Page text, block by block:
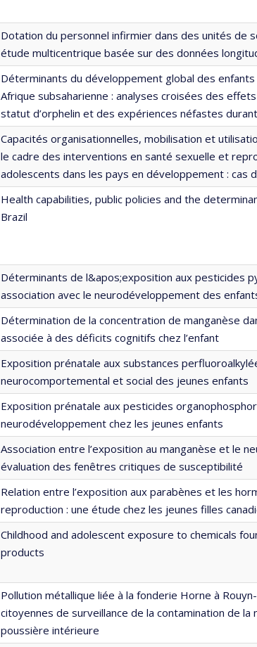
Dotation du personnel infirmier dans des unités de
étude multicentrique basée sur des données
Déterminants du développement global des
Afrique subsaharienne : analyses croisées des
statut d’orphelin et des expériences néfastes durant
Capacités organisationnelles, mobilisation et
le cadre des interventions en santé sexuelle et
adolescents dans les pays en développement : cas
Health capabilities, public policies and the
Brazil
Déterminants de l&apos;exposition aux pesticides
association avec le neurodéveloppement des
Détermination de la concentration de manganèse
associée à des déficits cognitifs chez l’enfant
Exposition prénatale aux substances
neurocomportemental et social des jeunes enfants
Exposition prénatale aux pesticides
neurodéveloppement chez les jeunes enfants
Association entre l’exposition au manganèse et le
évaluation des fenêtres critiques de susceptibilité
Relation entre l’exposition aux parabènes et les
reproduction : une étude chez les jeunes filles
Childhood and adolescent exposure to chemicals
products
Pollution métallique liée à la fonderie Horne à
citoyennes de surveillance de la contamination de la
poussière intérieure